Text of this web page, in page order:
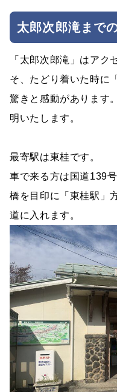
太郎次郎滝まで
「太郎次郎滝」はアク
そ、たどり着いた時に
驚きと感動があります
明いたします。
最寄駅は東桂です。
車で来る方は国道139
橋を目印に「東桂駅」
道に入れます。